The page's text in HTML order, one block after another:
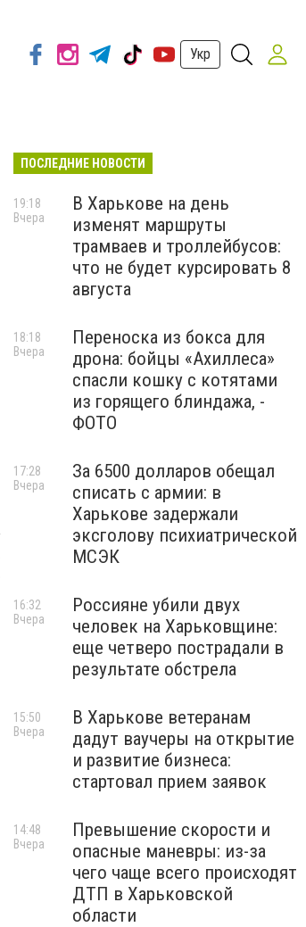
Укр
ПОСЛЕДНИЕ НОВОСТИ
В Харькове на день
изменят маршруты
трамваев и троллейбусов:
что не будет курсировать 8
августа
19:18
Вчера
Переноска из бокса для
дрона: бойцы «Ахиллеса»
спасли кошку с котятами
из горящего блиндажа, -
ФОТО
18:18
Вчера
За 6500 долларов обещал
списать с армии: в
Харькове задержали
эксголову психиатрической
МСЭК
17:28
Вчера
Россияне убили двух
человек на Харьковщине:
еще четверо пострадали в
результате обстрела
16:32
Вчера
В Харькове ветеранам
дадут ваучеры на открытие
и развитие бизнеса:
стартовал прием заявок
15:50
Вчера
Превышение скорости и
опасные маневры: из-за
чего чаще всего происходят
ДТП в Харьковской
области
14:48
Вчера